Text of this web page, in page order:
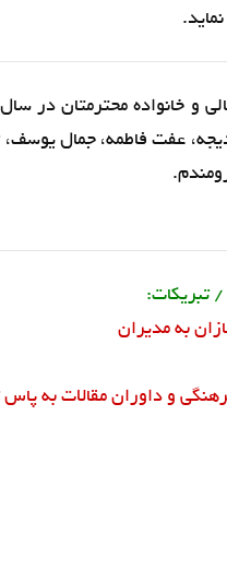
و خانواده محترمتان
عفت فاطمه، جمال
/ تبریکات:
به مدیران
و داوران مقالات به